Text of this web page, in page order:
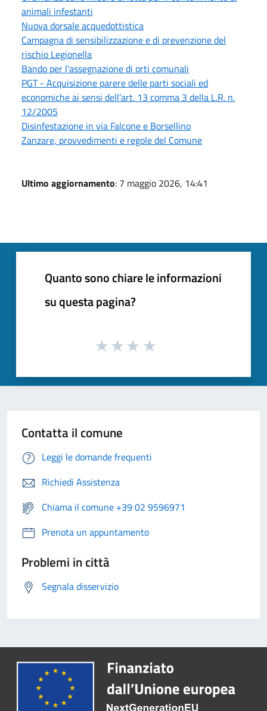
animali infestanti
Nuova dorsale acquedottistica
Campagna di sensibilizzazione e di prevenzione del
rischio Legionella
Bando per l'assegnazione di orti comunali
PGT - Acquisizione parere delle parti sociali ed
economiche ai sensi dell’art. 13 comma 3 della L.R. n.
12/2005
Disinfestazione in via Falcone e Borsellino
Zanzare, provvedimenti e regole del Comune
Ultimo aggiornamento: 7 maggio 2026, 14:41
Quanto sono chiare le informazioni
su questa pagina?
Contatta il comune
Leggi le domande frequenti
Richiedi Assistenza
Chiama il comune +39 02 9596971
Prenota un appuntamento
Problemi in città
Segnala disservizio